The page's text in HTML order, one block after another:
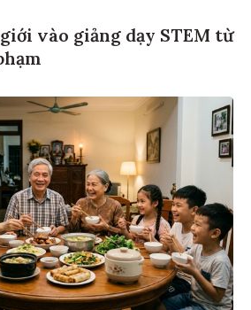
vào giảng dạy STEM từ